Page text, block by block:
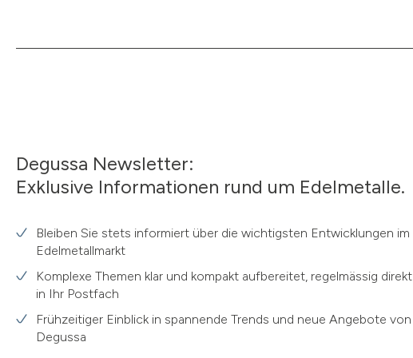
Degussa Newsletter:
Exklusive Informationen rund um Edelmetalle.
Bleiben Sie stets informiert über die wichtigsten Entwicklungen im
Edelmetallmarkt
Komplexe Themen klar und kompakt aufbereitet, regelmässig direkt
in Ihr Postfach
Frühzeitiger Einblick in spannende Trends und neue Angebote von
Degussa